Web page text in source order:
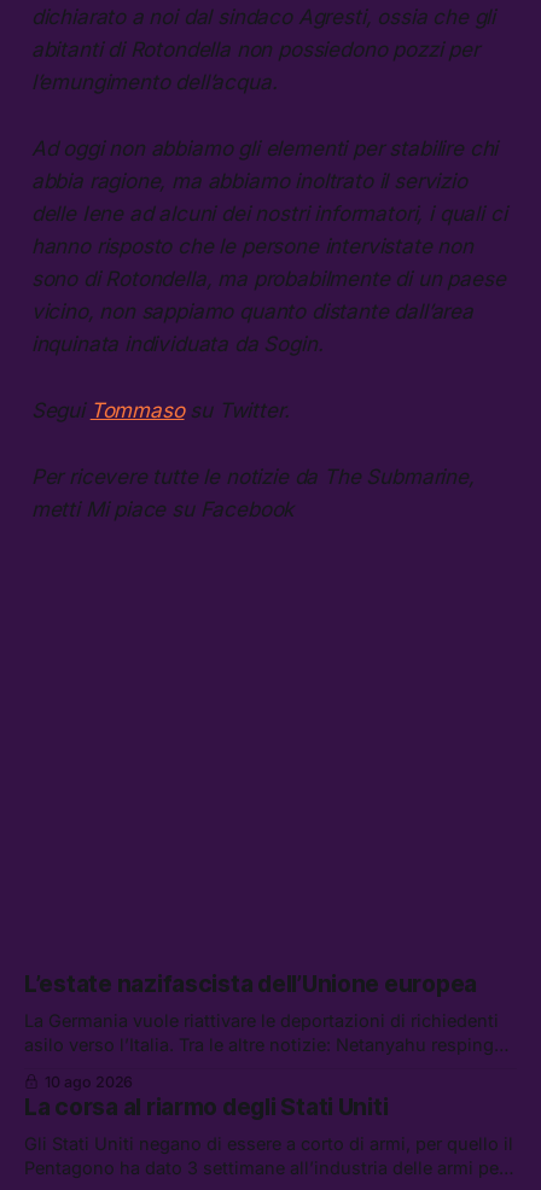
dichiarato a noi dal sindaco Agresti, ossia che gli
abitanti di Rotondella non possiedono pozzi per
l’emungimento dell’acqua.
Ad oggi non abbiamo gli elementi per stabilire chi
abbia ragione, ma abbiamo inoltrato il servizio
delle Iene ad alcuni dei nostri informatori, i quali ci
hanno risposto che le persone intervistate non
sono di Rotondella, ma probabilmente di un paese
vicino, non sappiamo quanto distante dall’area
inquinata individuata da Sogin.
Segui Tommasosu Twitter.
Per ricevere tutte le notizie da The Submarine,
metti Mi piace su Facebook
L’estate nazifascista dell’Unione europea
La Germania vuole riattivare le deportazioni di richiedenti
asilo verso l’Italia. Tra le altre notizie: Netanyahu respinge
non chiedete aiuto al super yacht di Mark Zuckerberg
10 ago 2026
La corsa al riarmo degli Stati Uniti
Gli Stati Uniti negano di essere a corto di armi, per quello il
Pentagono ha dato 3 settimane all’industria delle armi per